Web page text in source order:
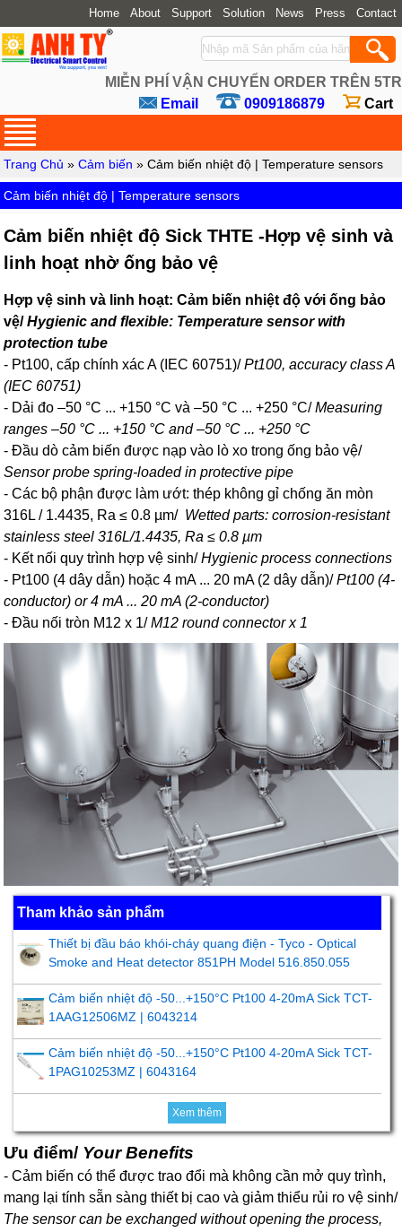
Home About Support Solution News Press Contact
MIỄN PHÍ VẬN CHUYỂN ORDER TRÊN 5TR
Email
0909186879 Cart
Trang Chủ »Cảm biến » Cảm biến nhiệt độ | Temperature sensors
Cảm biến nhiệt độ | Temperature sensors
Cảm biến nhiệt độ Sick THTE -Hợp vệ sinh và
linh hoạt nhờ ống bảo vệ
Hợp vệ sinh và linh hoạt: Cảm biến nhiệt độ với ống bảo
vệ/Hygienic and flexible: Temperature sensor with
protection tube
- Pt100, cấp chính xác A (IEC 60751)/Pt100, accuracy class A
(IEC 60751)
- Dải đo –50 °C ... +150 °C và –50 °C ... +250 °C/Measuring
ranges –50 °C ... +150 °C and –50 °C ... +250 °C
- Đầu dò cảm biến được nạp vào lò xo trong ống bảo vệ/
Sensor probe spring-loaded in protective pipe
- Các bộ phận được làm ướt: thép không gỉ chống ăn mòn
316L / 1.4435, Ra ≤ 0.8 µm/ Wetted parts: corrosion-resistant
stainless steel 316L/1.4435, Ra ≤ 0.8 µm
- Kết nối quy trình hợp vệ sinh/Hygienic process connections
- Pt100 (4 dây dẫn) hoặc 4 mA ... 20 mA (2 dây dẫn)/Pt100 (4-
conductor) or 4 mA ... 20 mA (2-conductor)
- Đầu nối tròn M12 x 1/M12 round connector x 1
Tham khảo sản phẩm
Thiết bị đầu báo khói-cháy quang điện - Tyco - Optical
Smoke and Heat detector 851PH Model 516.850.055
Cảm biến nhiệt độ -50...+150°C Pt100 4-20mA Sick TCT-
1AAG12506MZ | 6043214
Cảm biến nhiệt độ -50...+150°C Pt100 4-20mA Sick TCT-
1PAG10253MZ | 6043164
Xem thêm
Ưu điểm/ Your Benefits
- Cảm biến có thể được trao đổi mà không cần mở quy trình,
mang lại tính sẵn sàng thiết bị cao và giảm thiểu rủi ro vệ sinh/
The sensor can be exchanged without opening the process,